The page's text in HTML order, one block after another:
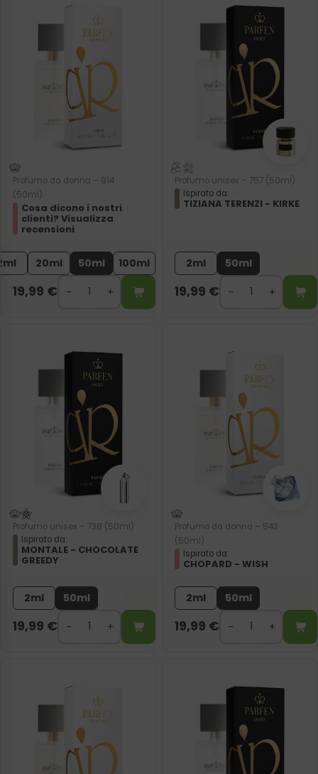
Profumo da donna – 914
(50ml)
Cosa dicono i nostri
clienti? Visualizza
recensioni
20ml 50ml 100ml
19,99 €
Profumo unisex – 757 (50ml)
Ispirato da:
TIZIANA TERENZI - KIRKE
2ml 50ml
19,99 €
Profumo unisex – 738 (50ml)
Ispirato da:
MONTALE - CHOCOLATE
GREEDY
2ml 50ml
19,99 €
Profumo da donna – 543
(50ml)
Ispirato da:
CHOPARD - WISH
2ml 50ml
19,99 €